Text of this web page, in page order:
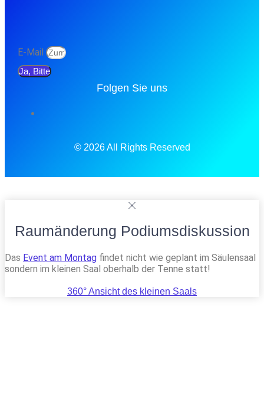
E-Mail
Ja, Bitte
Folgen Sie uns
© 2026 All Rights Reserved
Raumänderung Podiumsdiskussion
Das Event am Montag findet nicht wie geplant im Säulensaal
sondern im kleinen Saal oberhalb der Tenne statt!
360° Ansicht des kleinen Saals